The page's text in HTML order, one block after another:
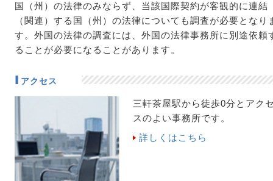
国（州）の法律のみならず、当該国際契約が客観的に連結
（関連）する国（州）の法律についても調査が必要となり
す。外国の法律の調査には、外国の法律事務所に別途依頼
ることが必要になることがあります。
アクセス
三軒茶屋駅から徒歩0分とアク
スのよい事務所です。
詳しくはこちら